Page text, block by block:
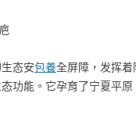
态安包養全屏障，发挥
功能。它孕育了宁夏平原